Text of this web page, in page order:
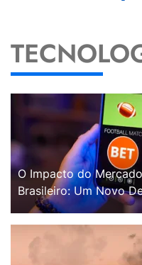
O Impacto do
Brasileiro: Um Novo